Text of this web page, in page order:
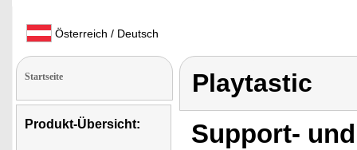
Österreich / Deutsch
Startseite
Produkt-Übersicht:
Playtastic
Support-